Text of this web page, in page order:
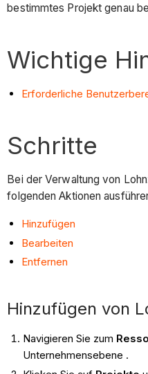
bestimmtes Projekt genau
Wichtige
Erforderliche
Schritte
Bei der Verwaltung von
folgenden Aktionen
Hinzufügen
Bearbeiten
Entfernen
Hinzufügen von
Navigieren Sie zum
Unternehmensebene .